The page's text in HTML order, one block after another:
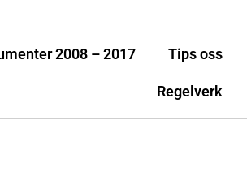
2008 – 2017 Tips oss
Regelverk